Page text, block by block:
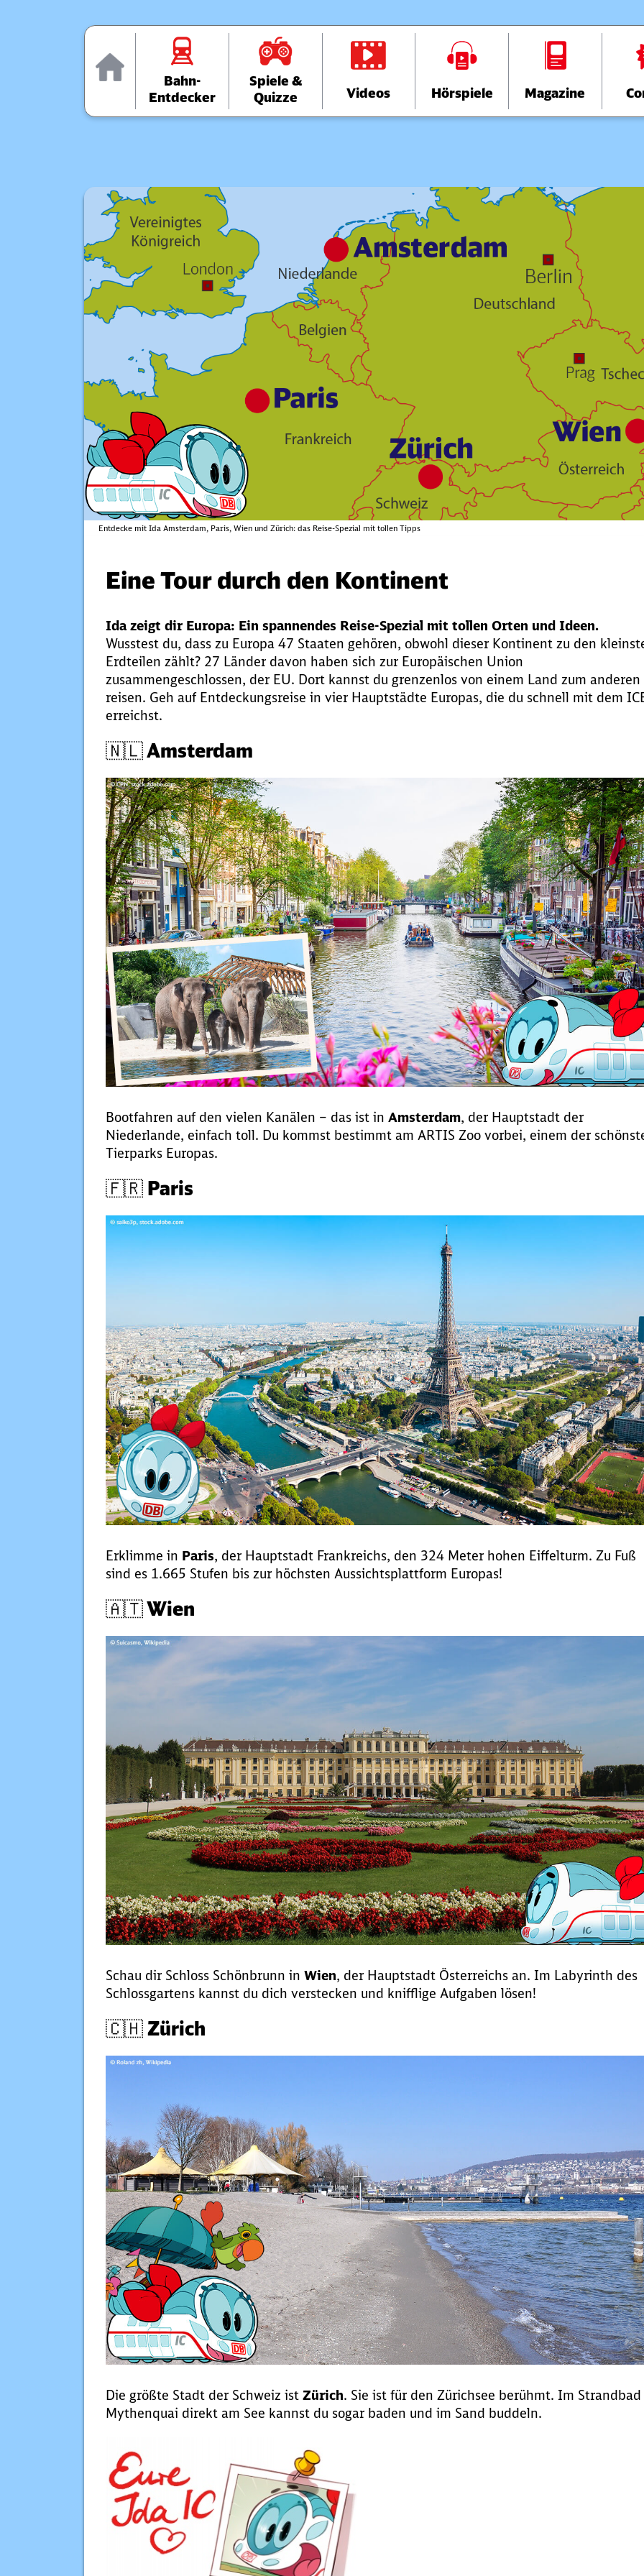
Home
Bahn-
Entdecker
Spiele &
Quizze
Videos Hörspiele Magazine
Entdecke mit Ida Amsterdam, Paris, Wien und Zürich: das Reise-Spezial mit tollen Tipps
Eine Tour durch den Kontinent
Ida zeigt dir Europa: Ein spannendes Reise-Spezial mit tollen Orten und Ideen.
Wusstest du, dass zu Europa 47 Staaten gehören, obwohl dieser Kontinent zu den
Erdteilen zählt? 27 Länder davon haben sich zur Europäischen Union
zusammengeschlossen, der EU. Dort kannst du grenzenlos von einem Land zum anderen
reisen. Geh auf Entdeckungsreise in vier Hauptstädte Europas, die du schnell mit dem
erreichst.
🇳🇱 Amsterdam
Bootfahren auf den vielen Kanälen – das ist in Amsterdam, der Hauptstadt der
Niederlande, einfach toll. Du kommst bestimmt am ARTIS Zoo vorbei, einem der
Tierparks Europas.
🇫🇷 Paris
Erklimme in Paris, der Hauptstadt Frankreichs, den 324 Meter hohen Eiffelturm. Zu Fuß
sind es 1.665 Stufen bis zur höchsten Aussichtsplattform Europas!
🇦🇹 Wien
Schau dir Schloss Schönbrunn in Wien, der Hauptstadt Österreichs an. Im Labyrinth des
Schlossgartens kannst du dich verstecken und knifflige Aufgaben lösen!
🇨🇭 Zürich
Die größte Stadt der Schweiz ist Zürich. Sie ist für den Zürichsee berühmt. Im Strandbad
Mythenquai direkt am See kannst du sogar baden und im Sand buddeln.